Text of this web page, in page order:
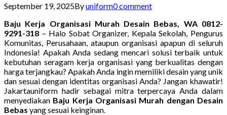
September 19, 2025Byuniform0 comment
Baju Kerja Organisasi Murah Desain Bebas, WA 0812-
9291-318 – Halo Sobat Organizer, Kepala Sekolah, Pengurus
Komunitas, Perusahaan, ataupun organisasi apapun di seluruh
Indonesia! Apakah Anda sedang mencari solusi terbaik untuk
kebutuhan seragam kerja organisasi yang berkualitas dengan
harga terjangkau? Apakah Anda ingin memiliki desain yang unik
dan sesuai dengan identitas organisasi Anda? Jangan khawatir!
Jakartauniform hadir sebagai mitra terpercaya Anda dalam
menyediakan Baju Kerja Organisasi Murah dengan Desain
Bebas yang sesuai keinginan.